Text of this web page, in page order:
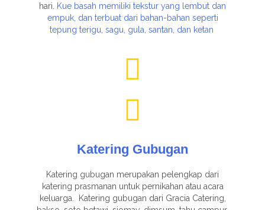
hari. Kue basah memiliki tekstur yang lembut dan
empuk, dan terbuat dari bahan-bahan seperti
tepung terigu, sagu, gula, santan, dan ketan
Katering Gubugan
Katering gubugan merupakan pelengkap dari
katering prasmanan untuk pernikahan atau acara
keluarga. Katering gubugan dari Gracia Catering,